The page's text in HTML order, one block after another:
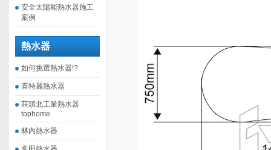
安全太陽能熱水器施工
案例
熱水器
如何挑選熱水器!?
喜特麗熱水器
莊頭北工業熱水器
tophome
林內熱水器